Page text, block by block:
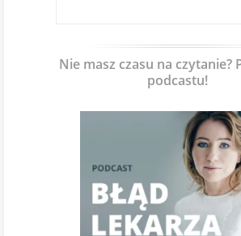
Nie masz czasu na czytanie?
podcastu!